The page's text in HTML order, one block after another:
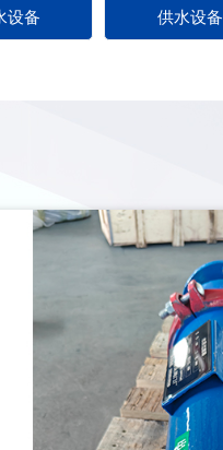
设备 供水设备